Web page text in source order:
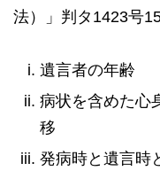
法）」判タ1423号
遺言者の年齢
病状を含めた心
移
発病時と遺言時